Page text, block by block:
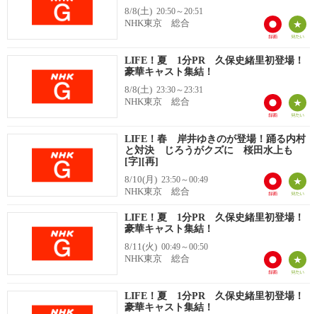
8/8(土) 20:50～20:51
NHK東京 総合
LIFE！夏 1分PR 久保史緒里初登場！
豪華キャスト集結！
8/8(土) 23:30～23:31
NHK東京 総合
LIFE！春 岸井ゆきのが登場！踊る内村
と対決 じろうがクズに 桜田水上も
[字][再]
8/10(月) 23:50～00:49
NHK東京 総合
LIFE！夏 1分PR 久保史緒里初登場！
豪華キャスト集結！
8/11(火) 00:49～00:50
NHK東京 総合
LIFE！夏 1分PR 久保史緒里初登場！
豪華キャスト集結！